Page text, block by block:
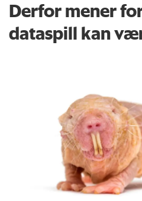
Derfor mener
dataspill kan